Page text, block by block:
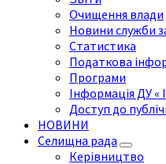
Очищення влади
Новини служби
Статистика
Податкова
Програми
Інформація ДУ
Доступ до
НОВИНИ
Селищна рада
Керівництво